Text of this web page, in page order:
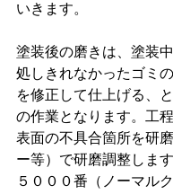
いきます。
塗装後の磨きは、塗装
処しきれなかったゴミ
を修正して仕上げる、
の作業となります。工
表面の不具合箇所を研
ー等）で研磨調整しま
５０００番（ノーマル